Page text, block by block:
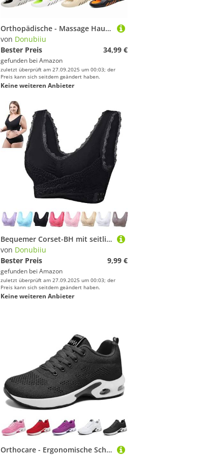
Orthopädische - Massage Hausschuhe, Orthopädische Hausschuhe Badeschuhe Hausschuhe Herren (Schwarz,38/39EU)
von Donubiiu
Bester Preis
34,99 €
gefunden bei Amazon
zuletzt überprüft am 27.09.2025 um 00:03; der
Preis kann sich seitdem geändert haben.
Keine weiteren Anbieter
Bequemer Corset-BH mit seitlicher Schnalle,Kendally-BH,kabelloser Stütz-BH, Formende Haltungs-BHS für ältere Frauen (Black,L)
von Donubiiu
Bester Preis
9,99 €
gefunden bei Amazon
zuletzt überprüft am 27.09.2025 um 00:03; der
Preis kann sich seitdem geändert haben.
Keine weiteren Anbieter
Orthocare - Ergonomische Schmerzlinderungs-Schuhe, Naturstep Orthopädische Schuhe Damen, Ortho Care Schuhe (Schwarz,42 EU)